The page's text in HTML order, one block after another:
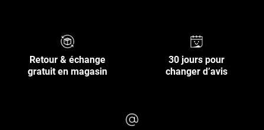
Retour & échange
gratuit en magasin
30 jours pour
changer d’avis